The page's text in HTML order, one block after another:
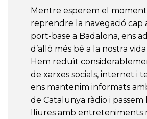
Mentre esperem el
reprendre la navegació cap
port-base a Badalona, ens
d’allò més bé a la nostra
Hem reduït
de xarxes socials, internet i
ens mantenim informats
de Catalunya ràdio i passem
lliures amb entreteniments